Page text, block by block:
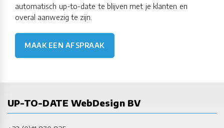
automatisch up-to-date te blijven met je klanten en
overal aanwezig te zijn.
MAAK EEN AFSPRAAK
UP-TO-DATE WebDesign BV